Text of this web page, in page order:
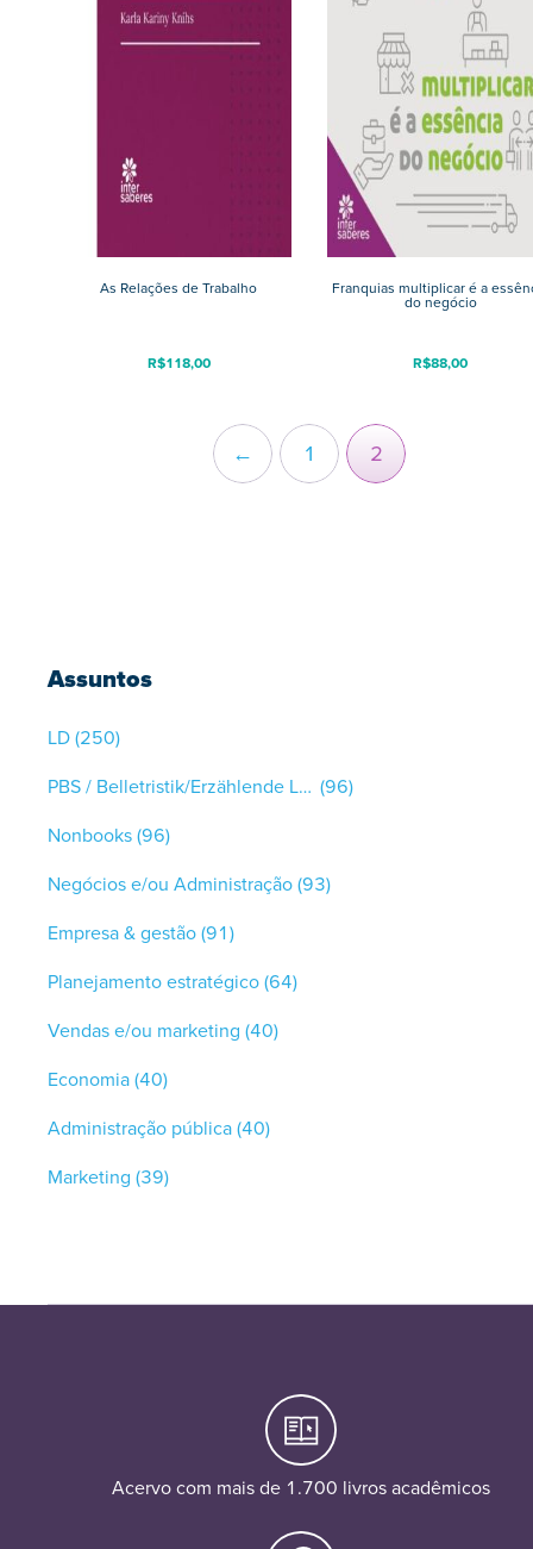
Assuntos
LD(250)
PBS / Belletristik/Erzählende Literatur (96)
Nonbooks(96)
Negócios e/ou Administração(93)
Empresa & gestão(91)
Planejamento estratégico(64)
Vendas e/ou marketing (40)
Economia(40)
Administração pública(40)
Marketing (39)
Franquias multiplicar é a
do negócio
R$88,00
As Relações de Trabalho
R$118,00
← 1 2
Acervo com mais de 1.700 livros acadêmicos